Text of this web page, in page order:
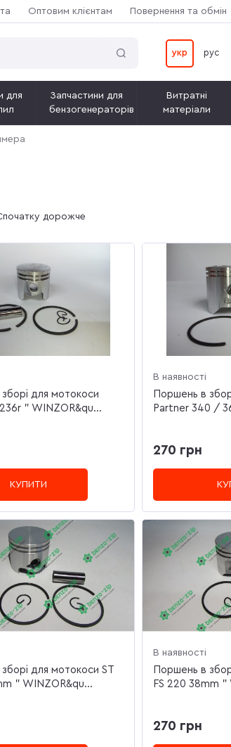
Оптовим клієнтам Повернення та обмін
укр рус
для
Запчастини для
бензогенераторів
Витратні
матеріали
дорожче
для мотокоси
" WINZOR&qu...
КУПИТИ
В наявності
Поршень в
Partner 340 /
270 грн
для мотокоси ST
" WINZOR&qu...
В наявності
Поршень в
FS 220 38mm "
270 грн